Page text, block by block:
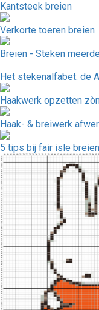
Kantsteek breien
Verkorte toeren breien
Breien - Steken
Het stekenalfabet: de
Haakwerk opzetten
Haak- & breiwerk
5 tips bij fair isle breien